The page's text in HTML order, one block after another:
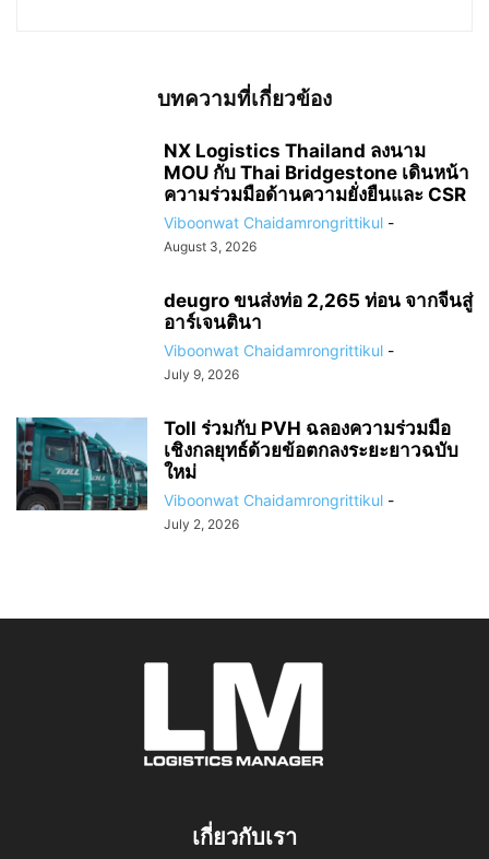
บทความที่เกี่ยวข้อง
NX Logistics Thailand ลงนาม
MOU กับ Thai Bridgestone เดินหน้า
ความร่วมมือด้านความยั่งยืนและ CSR
Viboonwat Chaidamrongrittikul -
August 3, 2026
deugro ขนส่งท่อ 2,265 ท่อน จากจีนสู่
อาร์เจนตินา
Viboonwat Chaidamrongrittikul -
July 9, 2026
Toll ร่วมกับ PVH ฉลองความร่วมมือ
เชิงกลยุทธ์ด้วยข้อตกลงระยะยาวฉบับ
ใหม่
Viboonwat Chaidamrongrittikul -
July 2, 2026
เกี่ยวกับเรา